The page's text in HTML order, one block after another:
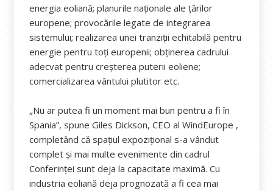
energia eoliană; planurile naționale ale țărilor
europene; provocările legate de integrarea
sistemului; realizarea unei tranziții echitabilă pentru
energie pentru toți europenii; obținerea cadrului
adecvat pentru creșterea puterii eoliene;
comercializarea vântului plutitor etc.
„Nu ar putea fi un moment mai bun pentru a fi în
Spania”, spune Giles Dickson, CEO al WindEurope ,
completând că spațiul expozițional s-a vândut
complet și mai multe evenimente din cadrul
Conferinței sunt deja la capacitate maximă. Cu
industria eoliană deja prognozată a fi cea mai